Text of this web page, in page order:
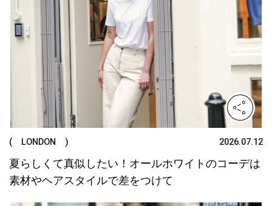
( LONDON ) 2026.07.12
夏らしくて真似したい！オールホワイトのコーデは
素材やヘアスタイルで差をつけて